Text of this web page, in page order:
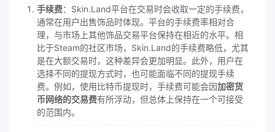
手续费：Skin.Land平台在交易时会收取一定的手续费，
通常在用户出售饰品时体现。平台的手续费率相对合
理，与市场上其他饰品交易平台保持在相近的水平。相
比于Steam的社区市场，Skin.Land的手续费略低，尤其
是在大额交易时，这种差异会更加明显。此外，用户在
选择不同的提现方式时，也可能面临不同的提现手续
费。例如，使用比特币提现时，手续费可能会因加密货
币网络的交易费有所浮动，但总体上保持在一个可接受
的范围内。